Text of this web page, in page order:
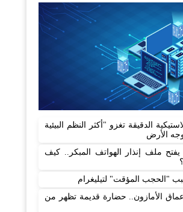
الدقيقة تغزو "أكثر النظم البيئية
الأرض
ملف إنذار الهواتف المبكر.. كيف
"الحجب المؤقت" لتيليغرام
الأمازون.. حضارة قديمة تظهر من